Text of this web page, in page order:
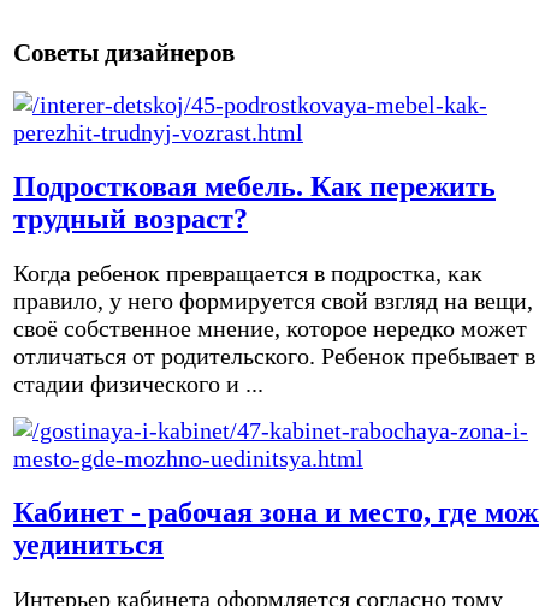
Советы дизайнеров
Подростковая мебель. Как пережить
трудный возраст?
Когда ребенок превращается в подростка, как
правило, у него формируется свой взгляд на вещи,
своё собственное мнение, которое нередко может
отличаться от родительского. Ребенок пребывает в
стадии физического и ...
Кабинет - рабочая зона и место, где
уединиться
Интерьер кабинета оформляется согласно тому